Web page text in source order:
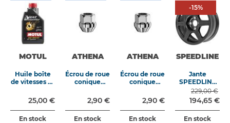
MOTUL
Huile boîte
de vitesses et
Gear
Competition
75W140 1L
25,00 €
En stock
ATHENA
Écrou de roue
conique
longueur
24mm clé
19mm
2,90 €
En stock
ATHENA
Écrou de roue
conique
longueur
24mm clé
19mm
2,90 €
En stock
%
-15%
SPEEDLINE
Jante
SPEEDLINE
Aftermarket
type 2111 6x15
4x108 ET 15
CB65.1
229,00 €
194,65 €
En stock